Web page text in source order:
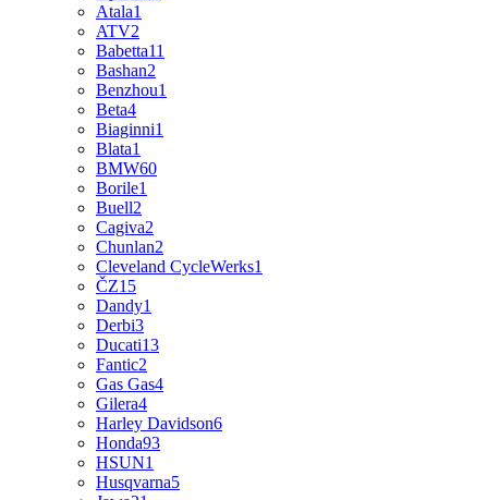
Atala1
ATV2
Babetta11
Bashan2
Benzhou1
Beta4
Biaginni1
Blata1
BMW60
Borile1
Buell2
Cagiva2
Chunlan2
Cleveland CycleWerks1
ČZ15
Dandy1
Derbi3
Ducati13
Fantic2
Gas Gas4
Gilera4
Harley Davidson6
Honda93
HSUN1
Husqvarna5